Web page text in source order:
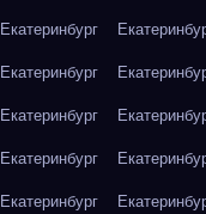
Екатеринбург
Екатеринбург
Екатеринбург
Екатеринбург
Екатеринбург